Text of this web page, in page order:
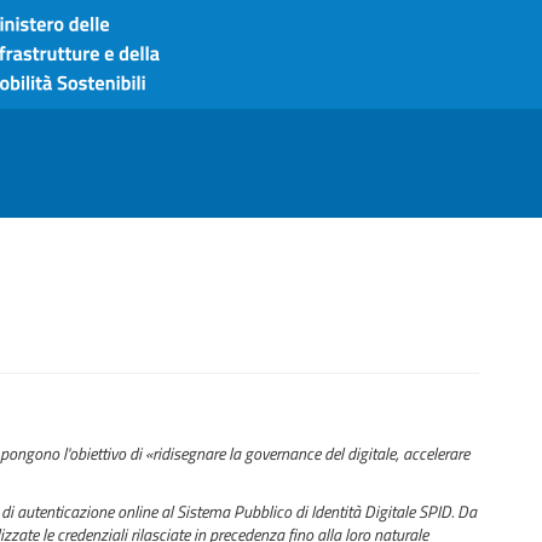
l'obiettivo di «ridisegnare la governance del digitale, accelerare
online al Sistema Pubblico di Identità Digitale SPID. Da
le credenziali rilasciate in precedenza fino alla loro naturale